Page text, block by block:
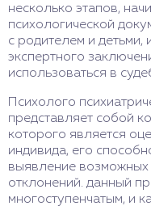
несколько этапов,
психологической
с родителем и детьми,
экспертного
использоваться в
Психолого
представляет собой
которого является
индивида, его
выявление возможных
отклонений. данный
многоступенчатым, и